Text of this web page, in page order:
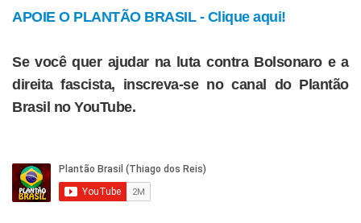
APOIE O PLANTÃO BRASIL - Clique aqui!
Se você quer ajudar na luta contra Bolsonaro e a
direita fascista, inscreva-se no canal do Plantão
Brasil no YouTube.